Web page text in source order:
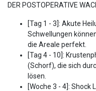
DER POSTOPERATIVE
[Tag 1 - 3]: Akute
Schwellungen
die Areale perfekt.
[Tag 4 - 10]:
(Schorf), die sich
lösen.
[Woche 3 - 4]: